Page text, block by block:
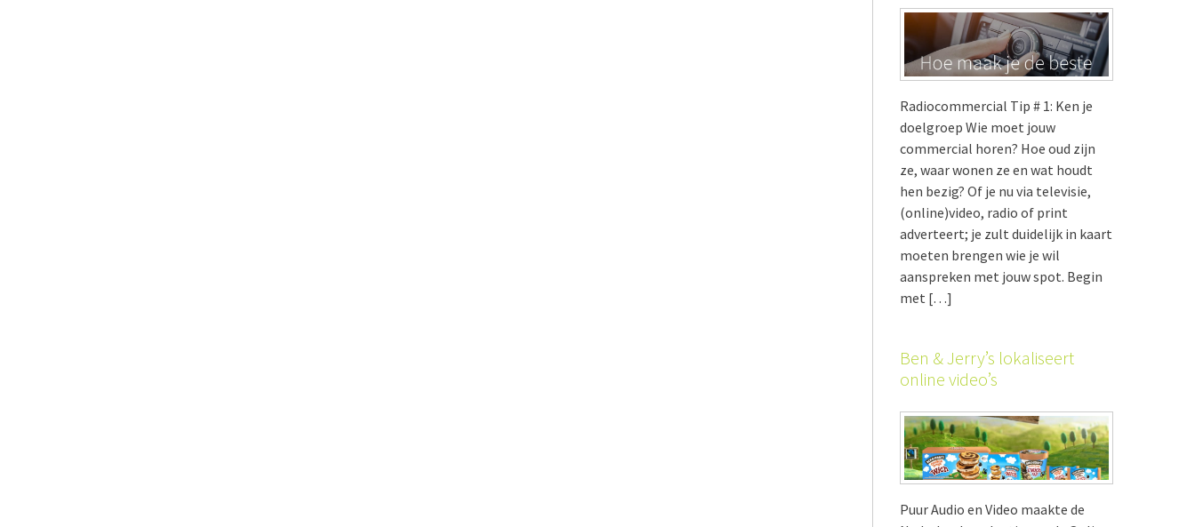
Radiocommercial Tip # 1: Ken je
doelgroep Wie moet jouw
commercial horen? Hoe oud zijn
ze, waar wonen ze en wat houdt
hen bezig? Of je nu via televisie,
(online)video, radio of print
adverteert; je zult duidelijk in kaart
moeten brengen wie je wil
aanspreken met jouw spot. Begin
met […]
Ben & Jerry’s lokaliseert
online video’s
Puur Audio en Video maakte de